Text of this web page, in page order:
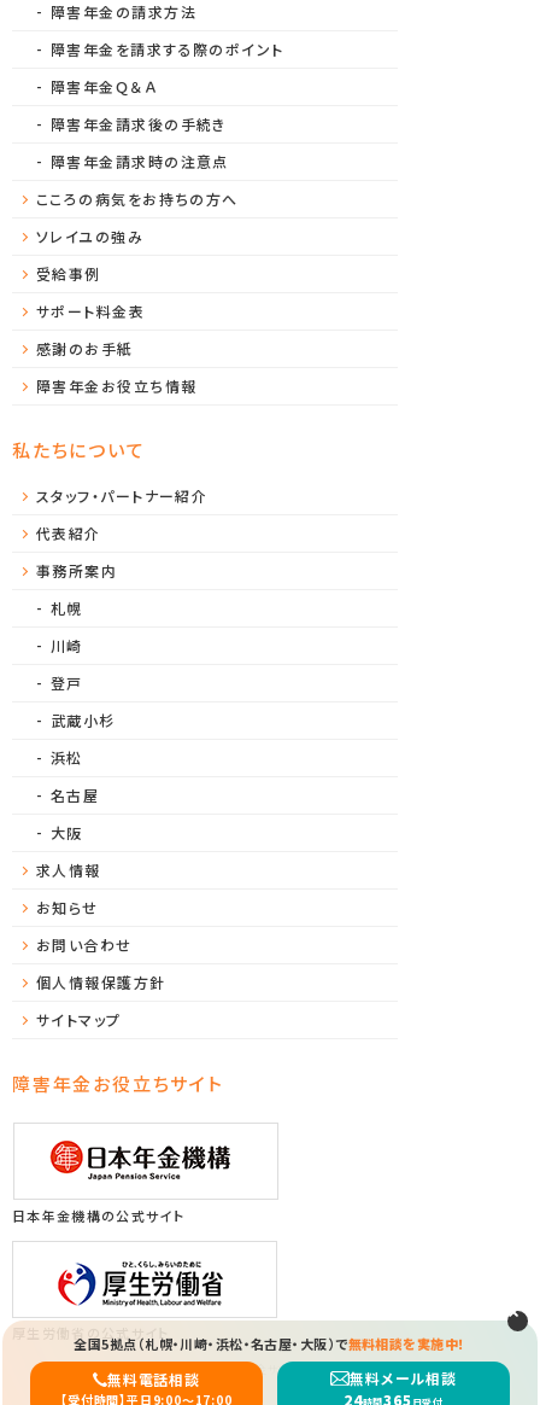
障害年金の請求方法
障害年金を請求する際のポイント
障害年金Ｑ＆Ａ
障害年金請求後の手続き
障害年金請求時の注意点
こころの病気をお持ちの方へ
ソレイユの強み
受給事例
サポート料金表
感謝のお手紙
障害年金お役立ち情報
私たちについて
スタッフ・パートナー紹介
代表紹介
事務所案内
札幌
川崎
登戸
武蔵小杉
浜松
名古屋
大阪
求人情報
お知らせ
お問い合わせ
個人情報保護方針
サイトマップ
障害年金お役立ちサイト
日本年金機構の公式サイト
Copyright (C) 2026 ソレイユ障害年金サポートセンター All Rights Reserved.
全国5拠点（札幌・川崎・浜松・名古屋・大阪）で無料相談を実施中！
無料電話相談
【受付時間】平日9:00〜17:00
無料メール相談
24時間365日受付